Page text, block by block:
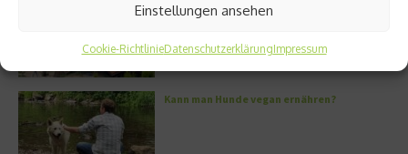
Einstellungen ansehen
Cookie-RichtlinieDatenschutzerklärungImpressum
Kann man Hunde vegan ernähren?